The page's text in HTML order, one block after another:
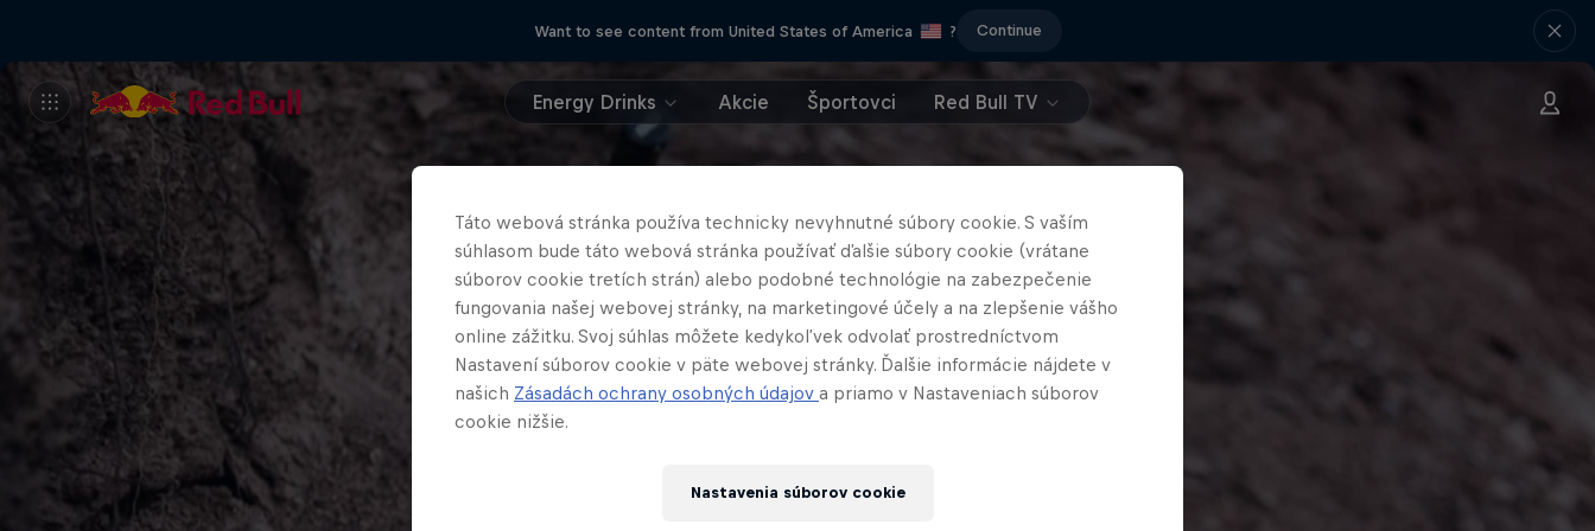
Want to see content from United States of America ? Continue
Energy Drinks Akcie Športovci Red Bull TV
Táto webová stránka používa technicky nevyhnutné súbory cookie. S vaším
súhlasom bude táto webová stránka používať ďalšie súbory cookie (vrátane
súborov cookie tretích strán) alebo podobné technológie na zabezpečenie
fungovania našej webovej stránky, na marketingové účely a na zlepšenie vášho
online zážitku. Svoj súhlas môžete kedykoľvek odvolať prostredníctvom
Nastavení súborov cookie v päte webovej stránky. Ďalšie informácie nájdete v
našich Zásadách ochrany osobných údajov a priamo v Nastaveniach súborov
cookie nižšie.
Nastavenia súborov cookie